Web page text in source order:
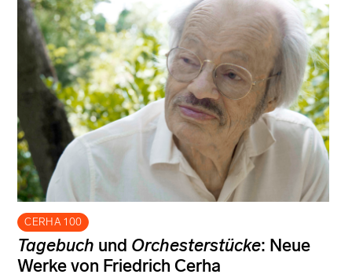
CERHA 100
Tagebuch und Orchesterstücke: Neue
Werke von Friedrich Cerha